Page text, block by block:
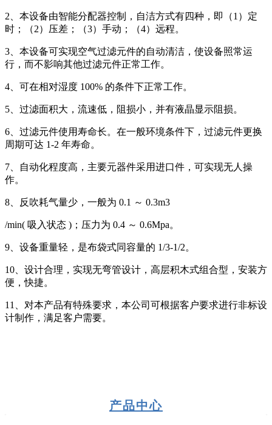
2、本设备由智能分配器控制，自洁方式有四种，即（1）定
时；（2）压差；（3）手动；（4）远程。
3、本设备可实现空气过滤元件的自动清洁，使设备照常运
行，而不影响其他过滤元件正常工作。
4、可在相对湿度 100% 的条件下正常工作。
5、过滤面积大，流速低，阻损小，并有液晶显示阻损。
6、过滤元件使用寿命长。在一般环境条件下，过滤元件更换
周期可达 1-2 年寿命。
7、自动化程度高，主要元器件采用进口件，可实现无人操
作。
8、反吹耗气量少，一般为 0.1 ～ 0.3m3
/min( 吸入状态 )；压力为 0.4 ～ 0.6Mpa。
9、设备重量轻，是布袋式同容量的 1/3-1/2。
10、设计合理，实现无弯管设计，高层积木式组合型，安装方
便，快捷。
11、对本产品有特殊要求，本公司可根据客户要求进行非标设
计制作，满足客户需要。
产品中心